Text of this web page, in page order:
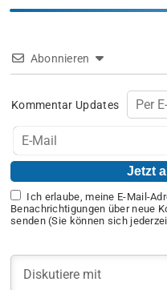
Abonnieren
Kommentar Updates
Ich erlaube, meine E-Mail-
Benachrichtigungen über neue
senden (Sie können sich